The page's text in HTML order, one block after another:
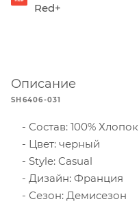
Red+
Описание
SH6406-031
Состав: 100% Хлопок
Цвет: черный
Style: Casual
Дизайн: Франция
Сезон: Демисезон